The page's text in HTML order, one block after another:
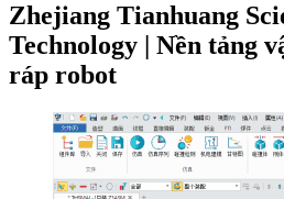
Zhejiang Tianhuang
Technology | Nền tảng
ráp robot